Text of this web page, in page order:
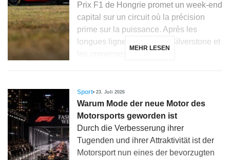
Prix F1 de Hongrie promet un week-end
capital sur un circuit où la précision
prime sur la puissance. Après les
longues lignes droites de Silverstone et
MEHR LESEN
Sport 23. Juli 2026
Warum Mode der neue Motor des
Motorsports geworden ist
Durch die Verbesserung ihrer
Tugenden und ihrer Attraktivität ist der
Motorsport nun eines der bevorzugten